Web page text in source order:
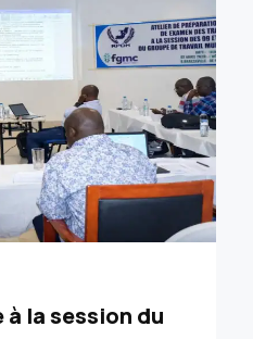
la session du